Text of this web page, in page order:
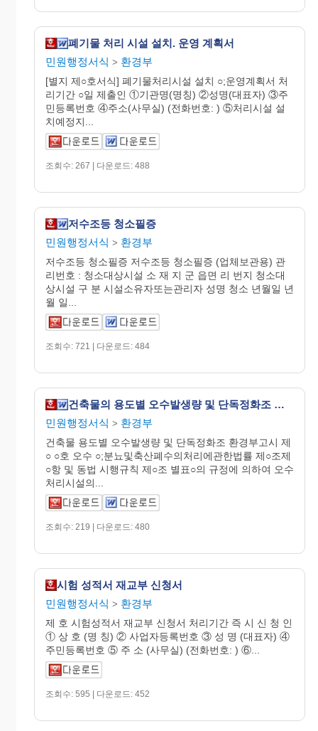
폐기물 처리 시설 설치. 운영 계획서
민원행정서식 > 환경부
[별지 제○호서식] 폐기물처리시설 설치 ○;운영계획서 처
리기간 ○일 제출인 ①기관명(명칭) ②성명(대표자) ③주
민등록번호 ④주소(사무실) (전화번호: ) ⑤처리시설 설
치예정지...
조회수: 267 | 다운로드: 488
저수조등 청소필증
민원행정서식 > 환경부
저수조등 청소필증 저수조등 청소필증 (업체보관용) 관
리번호 : 청소대상시설 소 재 지 군 읍면 리 번지 청소대
상시설 구 분 시설소유자또는관리자 성명 청소 년월일 년
월 일...
조회수: 721 | 다운로드: 484
건축물의 용도별 오수발생량 및 단독정화조 처리대상인원 산정방법
민원행정서식 > 환경부
건축물 용도별 오수발생량 및 단독정화조 환경부고시 제
○ ○호 오수 ○;분뇨및축산폐수의처리에관한법률 제○조제
○항 및 동법 시행규칙 제○조 별표○의 규정에 의하여 오수
처리시설의...
조회수: 219 | 다운로드: 480
시험 성적서 재교부 신청서
민원행정서식 > 환경부
제 호 시험성적서 재교부 신청서 처리기간 즉 시 신 청 인
① 상 호 (명 칭) ② 사업자등록번호 ③ 성 명 (대표자) ④
주민등록번호 ⑤ 주 소 (사무실) (전화번호: ) ⑥...
조회수: 595 | 다운로드: 452